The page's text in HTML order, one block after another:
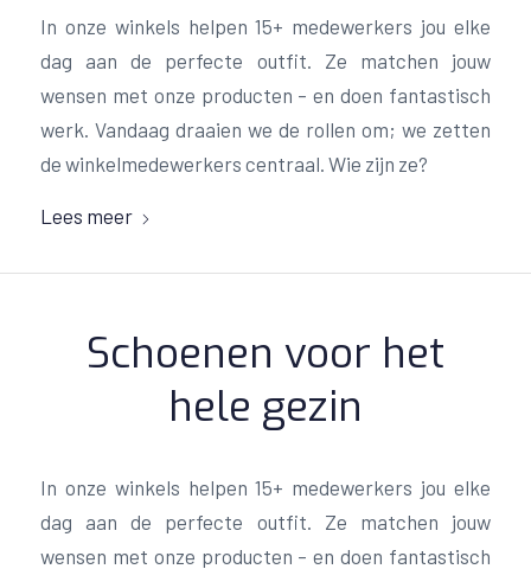
In onze winkels helpen 15+ medewerkers jou elke
dag aan de perfecte outfit. Ze matchen jouw
wensen met onze producten – en doen fantastisch
werk. Vandaag draaien we de rollen om; we zetten
de winkelmedewerkers centraal. Wie zijn ze?
Lees meer
Schoenen voor het
hele gezin
In onze winkels helpen 15+ medewerkers jou elke
dag aan de perfecte outfit. Ze matchen jouw
wensen met onze producten – en doen fantastisch